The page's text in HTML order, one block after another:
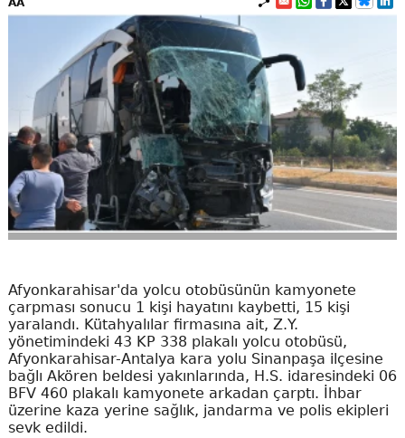
AA
Afyonkarahisar'da yolcu otobüsünün kamyonete
çarpması sonucu 1 kişi hayatını kaybetti, 15 kişi
yaralandı. Kütahyalılar firmasına ait, Z.Y.
yönetimindeki 43 KP 338 plakalı yolcu otobüsü,
Afyonkarahisar-Antalya kara yolu Sinanpaşa ilçesine
bağlı Akören beldesi yakınlarında, H.S. idaresindeki 06
BFV 460 plakalı kamyonete arkadan çarptı. İhbar
üzerine kaza yerine sağlık, jandarma ve polis ekipleri
sevk edildi.